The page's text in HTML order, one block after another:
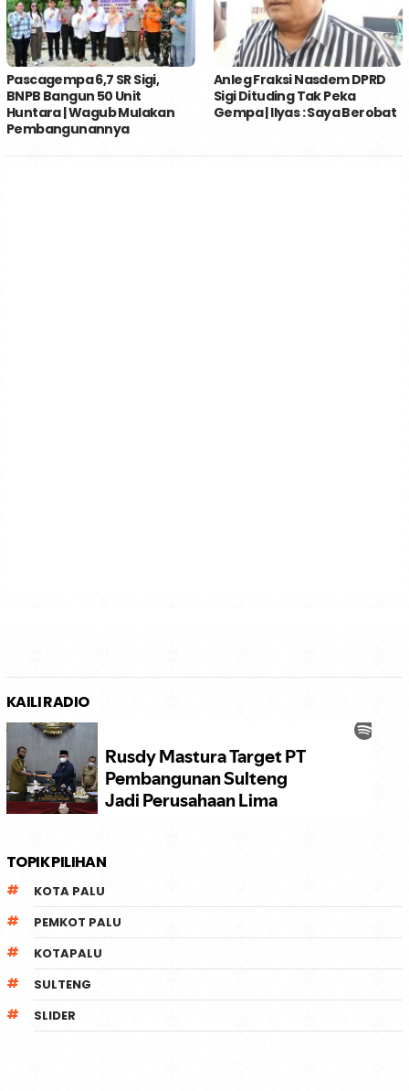
Pascagempa 6,7 SR Sigi,
BNPB Bangun 50 Unit
Huntara | Wagub Mulakan
Pembangunannya
Anleg Fraksi Nasdem DPRD
Sigi Dituding Tak Peka
Gempa | Ilyas : Saya Berobat
KAILI RADIO
TOPIK PILIHAN
KOTA PALU
PEMKOT PALU
KOTAPALU
SULTENG
SLIDER